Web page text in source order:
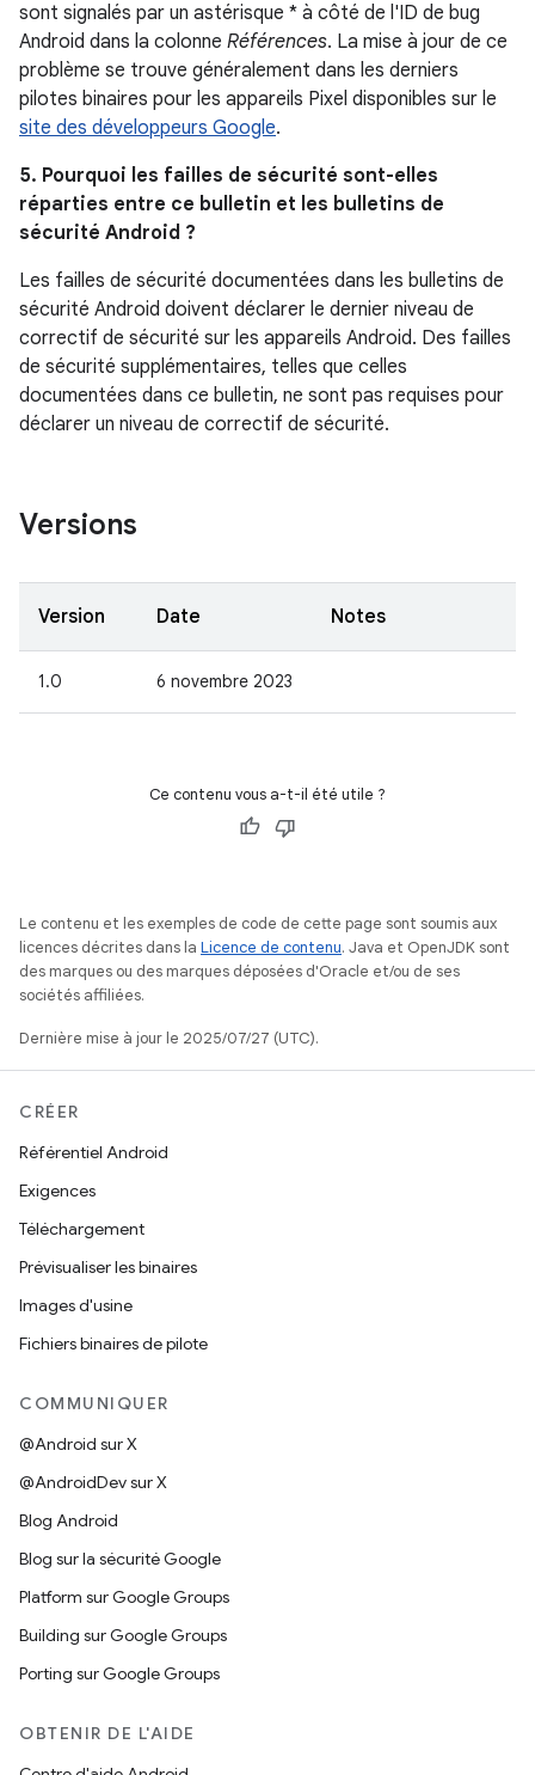
sont signalés par un astérisque * à côté de l'ID de bug
Android dans la colonne Références. La mise à jour de ce
problème se trouve généralement dans les derniers
pilotes binaires pour les appareils Pixel disponibles sur le
site des développeurs Google.
5. Pourquoi les failles de sécurité sont-elles
réparties entre ce bulletin et les bulletins de
sécurité Android ?
Les failles de sécurité documentées dans les bulletins de
sécurité Android doivent déclarer le dernier niveau de
correctif de sécurité sur les appareils Android. Des failles
de sécurité supplémentaires, telles que celles
documentées dans ce bulletin, ne sont pas requises pour
déclarer un niveau de correctif de sécurité.
Versions
Version Date Notes
1.0 6 novembre 2023
Ce contenu vous a-t-il été utile ?
Le contenu et les exemples de code de cette page sont soumis aux
licences décrites dans la Licence de contenu. Java et OpenJDK sont
des marques ou des marques déposées d'Oracle et/ou de ses
sociétés affiliées.
Dernière mise à jour le 2025/07/27 (UTC).
CRÉER
Référentiel Android
Exigences
Téléchargement
Prévisualiser les binaires
Images d'usine
Fichiers binaires de pilote
COMMUNIQUER
@Android sur X
@AndroidDev sur X
Blog Android
Blog sur la sécurité Google
Platform sur Google Groups
Building sur Google Groups
Porting sur Google Groups
OBTENIR DE L'AIDE